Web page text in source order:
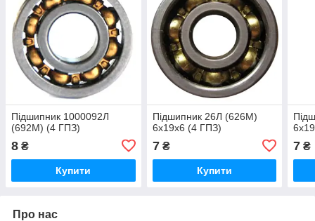
Підшипник 1000092Л
(692M) (4 ГПЗ)
8 ₴
Купити
Підшипник 26Л (626M)
6х19х6 (4 ГПЗ)
7₴
Купити
7 ₴
Про нас